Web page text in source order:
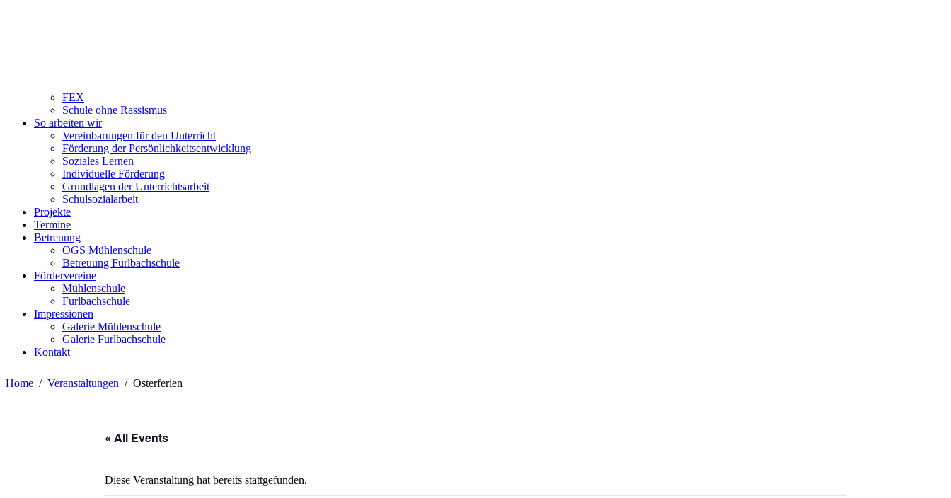
FEX
Schule ohne Rassismus
So arbeiten wir
Vereinbarungen für den Unterricht
Förderung der Persönlichkeitsentwicklung
Soziales Lernen
Individuelle Förderung
Grundlagen der Unterrichtsarbeit
Schulsozialarbeit
Projekte
Termine
Betreuung
OGS Mühlenschule
Betreuung Furlbachschule
Fördervereine
Mühlenschule
Furlbachschule
Impressionen
Galerie Mühlenschule
Galerie Furlbachschule
Kontakt
Home Veranstaltungen Osterferien
« All Events
Diese Veranstaltung hat bereits stattgefunden.